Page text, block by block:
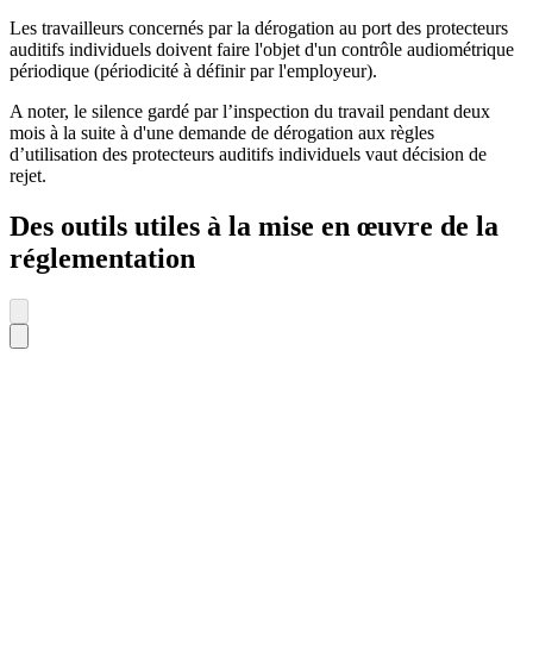
Les travailleurs concernés par la dérogation au port des protecteurs
auditifs individuels doivent faire l'objet d'un contrôle audiométrique
périodique (périodicité à définir par l'employeur).
A noter, le silence gardé par l’inspection du travail pendant deux
mois à la suite à d'une demande de dérogation aux règles
d’utilisation des protecteurs auditifs individuels vaut décision de
rejet.
Des outils utiles à la mise en œuvre de la
réglementation